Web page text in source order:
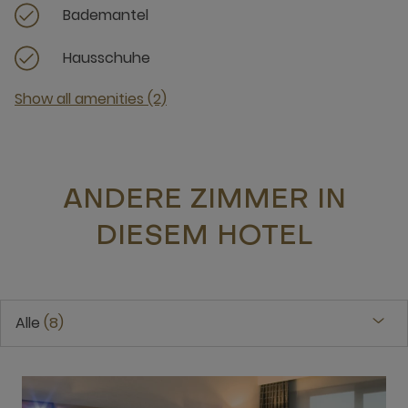
Bademantel
Hausschuhe
Show all amenities (2)
ANDERE ZIMMER IN
DIESEM HOTEL
Alle 8